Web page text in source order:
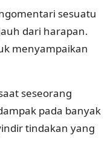
sesuatu
dari harapan.
menyampaikan
seseorang
pada banyak
tindakan yang